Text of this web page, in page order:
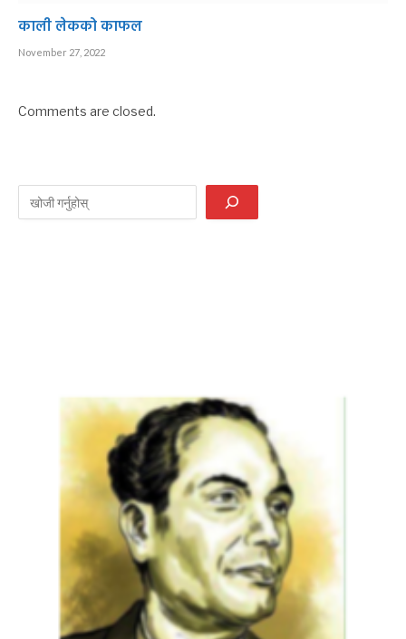
काली लेकको काफल
November 27, 2022
Comments are closed.